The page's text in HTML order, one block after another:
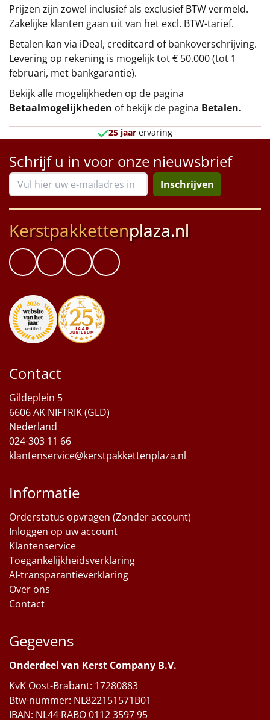
Prijzen zijn zowel inclusief als exclusief BTW vermeld.
Zakelijke klanten gaan uit van het excl. BTW-tarief.
Betalen kan via iDeal, creditcard of bankoverschrijving.
Levering op rekening is mogelijk tot € 50.000 (tot 1
februari, met bankgarantie).
Bekijk alle mogelijkheden op de pagina
Betaalmogelijkheden of bekijk de pagina Betalen.
25 jaar ervaring
Schrijf u in voor onze nieuwsbrief
Inschrijven
Kerstpakkettenplaza.nl
Contact
Gildeplein 5
6606 AK NIFTRIK (GLD)
Nederland
024-303 11 66
klantenservice@kerstpakkettenplaza.nl
Informatie
Orderstatus opvragen (Zonder account)
Inloggen op uw account
Klantenservice
Toegankelijkheidsverklaring
AI-transparantieverklaring
Over ons
Contact
Gegevens
Onderdeel van Kerst Company B.V.
KvK Oost-Brabant: 17280883
Btw-nummer: NL822151571B01
IBAN: NL44 RABO 0112 3597 95